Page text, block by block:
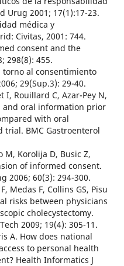
Urug 2001; 17(1):17-23.
médica y
Civitas, 2001: 744.
consent and the
298(8): 455.
torno al consentimiento
29(Sup.3): 29-40.
I, Rouillard C, Azar-Pey N,
and oral information prior
with oral
BMC Gastroenterol
M, Korolija D, Busic Z,
of informed consent.
2006; 60(3): 294-300.
Medas F, Collins GS, Pisu
risks between physicians
cholecystectomy.
2009; 19(4): 305-11.
A. How does national
to personal health
Health Informatics J